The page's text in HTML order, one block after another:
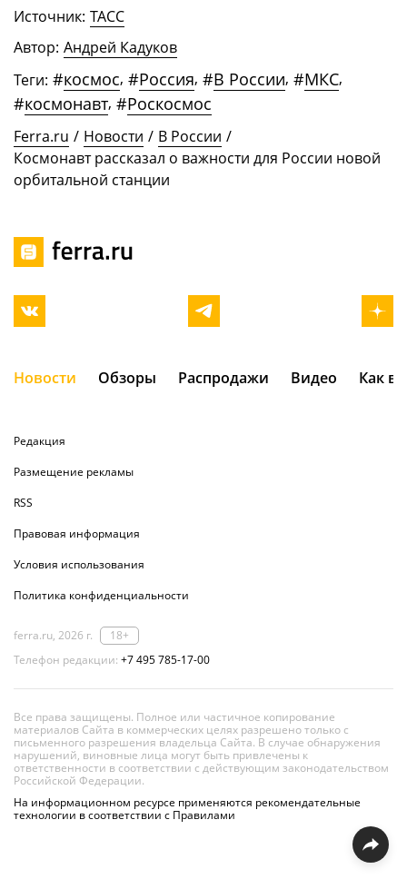
Источник: ТАСС
Автор: Андрей Кадуков
Теги: #космос, #Россия, #В России, #МКС,
#космонавт, #Роскосмос
Ferra.ru / Новости / В России /
Космонавт рассказал о важности для России новой
орбитальной станции
Новости Обзоры Распродажи Видео Как
Редакция
Размещение рекламы
RSS
Правовая информация
Условия использования
Политика конфиденциальности
ferra.ru, 2026 г.
18+
Телефон редакции: +7 495 785-17-00
Все права защищены. Полное или частичное копирование
материалов Сайта в коммерческих целях разрешено только с
письменного разрешения владельца Сайта. В случае обнаружения
нарушений, виновные лица могут быть привлечены к
ответственности в соответствии с действующим законодательством
Российской Федерации.
На информационном ресурсе применяются рекомендательные
технологии в соответствии с Правилами